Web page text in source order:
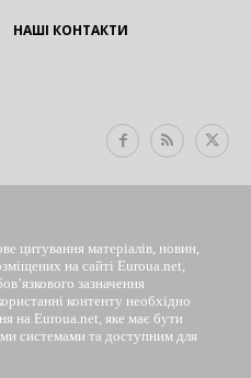
НАШІ КОНТАКТИ
цитування матеріалів, новин,
на сайті Euroua.net,
зазначення
контенту необхідно
на Euroua.net, яке має бути
системами та доступним для